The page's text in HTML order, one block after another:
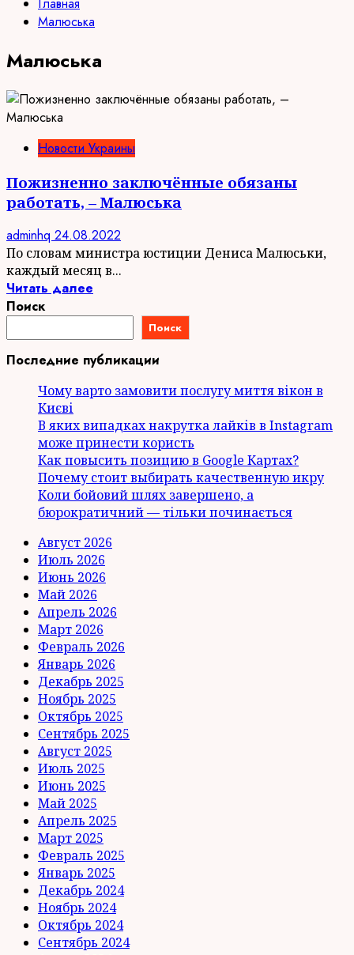
Малюська
Малюська
Новости Украины
Пожизненно заключённые обязаны
работать, – Малюська
adminhq 24.08.2022
По словам министра юстиции Дениса Малюськи,
каждый месяц в...
Читать далее
Поиск
Поиск
Последние публикации
Чому варто замовити послугу миття вікон в
Києві
В яких випадках накрутка лайків в Instagram
може принести користь
Как повысить позицию в Google Картах?
Почему стоит выбирать качественную икру
Коли бойовий шлях завершено, а
бюрократичний — тільки починається
Август 2026
Июль 2026
Июнь 2026
Май 2026
Апрель 2026
Март 2026
Февраль 2026
Январь 2026
Декабрь 2025
Ноябрь 2025
Октябрь 2025
Сентябрь 2025
Август 2025
Июль 2025
Июнь 2025
Май 2025
Апрель 2025
Март 2025
Февраль 2025
Январь 2025
Декабрь 2024
Ноябрь 2024
Октябрь 2024
Сентябрь 2024